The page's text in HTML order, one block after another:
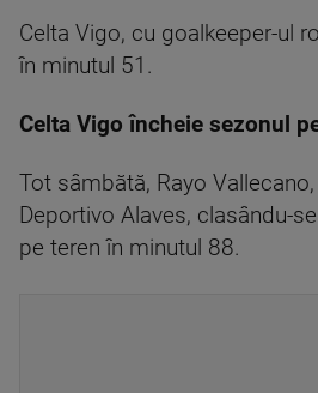
Celta Vigo, cu goalkeeper-ul
în minutul 51.
Celta Vigo încheie sezonul
Tot sâmbătă, Rayo
Deportivo Alaves, clasându-
pe teren în minutul 88.